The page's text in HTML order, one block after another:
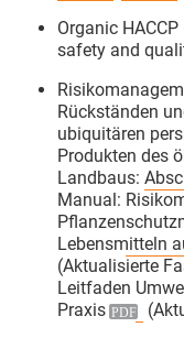
4
Organic HACCP
safety and
Rückständen
ubiquitären
Produkten des
Landbaus:
Manual:
Lebensmitteln
(Aktualisierte
Leitfaden
Praxis